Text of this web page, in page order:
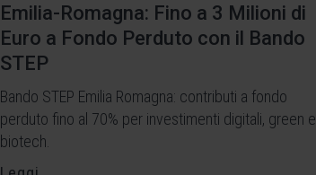
Emilia-Romagna: Fino a 3 Milioni di
Euro a Fondo Perduto con il Bando
STEP
Bando STEP Emilia Romagna: contributi a fondo
perduto fino al 70% per investimenti digitali, green e
biotech.